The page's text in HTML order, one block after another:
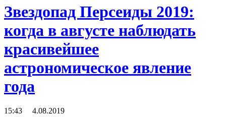
Звездопад Персеиды 2019:
когда в августе наблюдать
красивейшее
астрономическое явление
года
15:43 4.08.2019